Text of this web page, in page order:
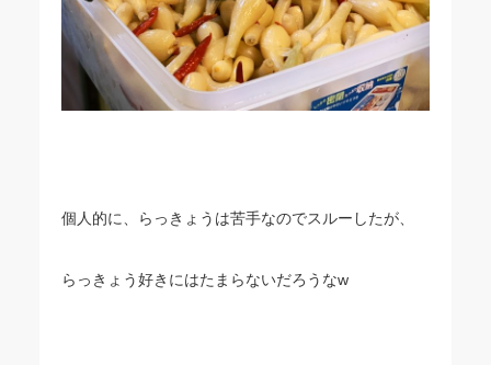
個人的に、らっきょうは苦手なのでスルーしたが、
らっきょう好きにはたまらないだろうなw